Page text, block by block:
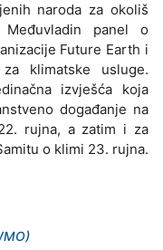
naroda za okoliš
Međuvladin panel o
Future Earth i
klimatske usluge.
izvješća koja
događanje na
rujna, a zatim i za
o klimi 23. rujna.